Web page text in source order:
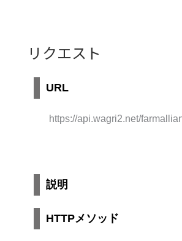
リクエスト
URL
https://api.wagri2.net/
説明
HTTPメソッド